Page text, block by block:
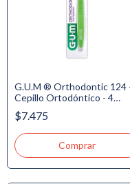
G.U.M ® Orthodontic 124
Cepillo Ortodóntico - 4
Hileras - c/Tapa
$7.475